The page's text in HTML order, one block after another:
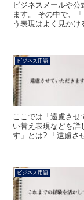
ビジネスメールや
ます。 その中で、
う表現はよく見か
ビジネス用語
ここでは「遠慮さ
い替え表現などを詳
す」とは? 「遠慮さ
ビジネス用語